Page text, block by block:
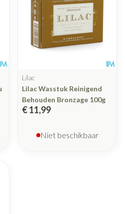
Lilac
Lilac Wasstuk Reinigend
Behouden Bronzage 100g
€ 11,99
Niet beschikbaar